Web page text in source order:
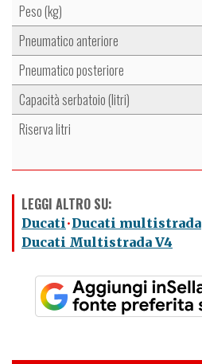
Peso (kg)
Pneumatico anteriore
Pneumatico posteriore
Capacità serbatoio (litri)
Riserva litri
LEGGI ALTRO SU:
Ducati Ducati multistrada
Ducati Multistrada V4